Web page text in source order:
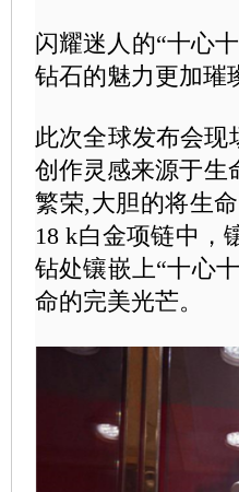
闪耀迷人的“十心
钻石的魅力更加璀
此次全球发布会现
创作灵感来源于生
繁荣,大胆的将生
18 k白金项链中，
钻处镶嵌上“十心
命的完美光芒。